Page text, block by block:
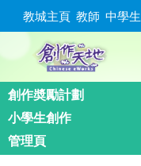
教城主頁 教師 中學生
創作奬勵計劃
小學生創作
管理頁